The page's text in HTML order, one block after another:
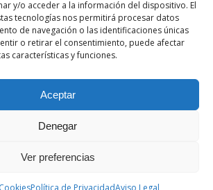
y/o acceder a la información del dispositivo. El
tecnologías nos permitirá procesar datos
de navegación o las identificaciones únicas
o retirar el consentimiento, puede afectar
características y funciones.
Aceptar
Denegar
Ver preferencias
Política de PrivacidadAviso Legal
nací en Valencia en 1969 y desde el
sobre motos en distintos medios.